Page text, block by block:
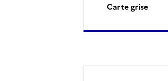
Carte grise